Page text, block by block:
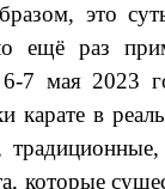
это
раз
7 мая 2023
карате в
которые